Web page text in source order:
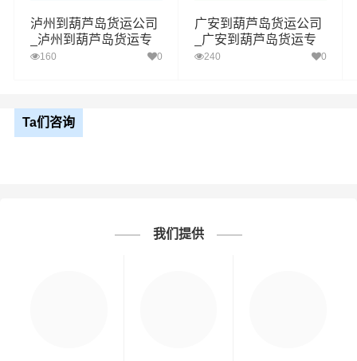
泸州到葫芦岛货运公司
_泸州到葫芦岛货运专
线160 0
广安到葫芦岛货运公司
_广安到葫芦岛货运专
线240 0
Ta们咨询
我们提供